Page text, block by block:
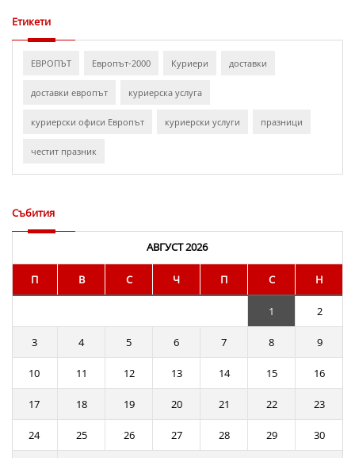
Етикети
ЕВРОПЪТ Европът-2000 Куриери доставки
доставки европът куриерска услуга
куриерски офиси Европът куриерски услуги празници
честит празник
Събития
АВГУСТ 2026
П В С Ч П С Н
1 2
3 4 5 6 7 8 9
10 11 12 13 14 15 16
17 18 19 20 21 22 23
24 25 26 27 28 29 30